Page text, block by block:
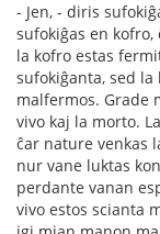
- Jen, - diris
sufokiĝas en
la kofro estas
sufokiĝanta, sed
malfermos. Grade
vivo kaj la morto.
ĉar nature venkas
nur vane luktas
perdante vanan
vivo estos scianta